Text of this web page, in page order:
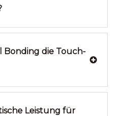
Bonding die Touch-
Leistung für